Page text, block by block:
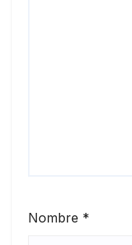
Nombre *